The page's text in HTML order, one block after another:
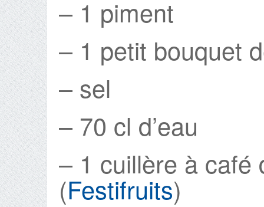
– 1 piment
– 1 petit bouquet
– sel
– 70 cl d’eau
– 1 cuillère à café
(Festifruits)